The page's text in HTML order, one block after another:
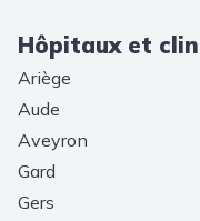
Hôpitaux et
Ariège
Aude
Aveyron
Gard
Gers